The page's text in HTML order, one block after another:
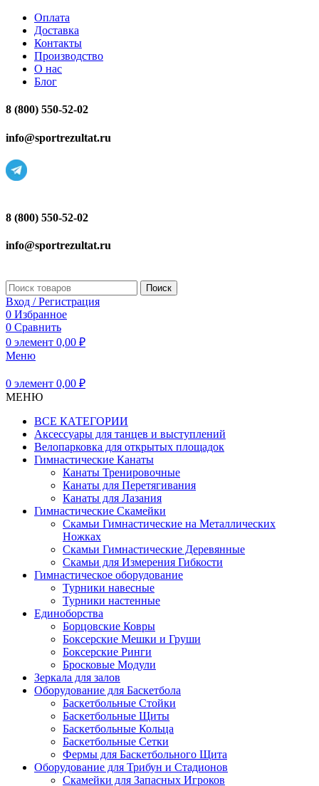
Оплата
Доставка
Контакты
Производство
О нас
Блог
8 (800) 550-52-02
info@sportrezultat.ru
8 (800) 550-52-02
info@sportrezultat.ru
Поиск
Вход / Регистрация
0 Избранное
0 Сравнить
0 элемент 0,00 ₽
Меню
0 элемент 0,00 ₽
МЕНЮ
ВСЕ КАТЕГОРИИ
Аксессуары для танцев и выступлений
Велопарковка для открытых площадок
Гимнастические Канаты
Канаты Тренировочные
Канаты для Перетягивания
Канаты для Лазания
Гимнастические Скамейки
Скамьи Гимнастические на Металлических
Ножках
Скамьи Гимнастические Деревянные
Скамьи для Измерения Гибкости
Гимнастическое оборудование
Турники навесные
Турники настенные
Единоборства
Борцовские Ковры
Боксерские Мешки и Груши
Боксерские Ринги
Бросковые Модули
Зеркала для залов
Оборудование для Баскетбола
Баскетбольные Стойки
Баскетбольные Щиты
Баскетбольные Кольца
Баскетбольные Сетки
Фермы для Баскетбольного Щита
Оборудование для Трибун и Стадионов
Скамейки для Запасных Игроков